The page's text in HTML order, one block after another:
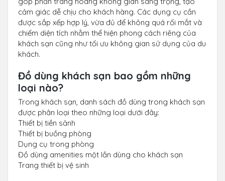
cảm giác dễ chịu cho khách hàng. Các dụng cụ cần
được sắp xếp hợp lý, vừa đủ để không quá rối mắt và
chiếm diện tích nhằm thể hiện phong cách riêng của
khách sạn cũng như tối ưu không gian sử dụng của du
khách.
Đồ dùng khách sạn bao gồm những
loại nào?
Trong khách sạn, danh sách đồ dùng trong khách sạn
được phân loại theo những loại dưới đây:
Thiết bị tiền sảnh
Thiết bị buồng phòng
Dụng cụ trong phòng
Đồ dùng amenities một lần dùng cho khách sạn
Trang thiết bị vệ sinh